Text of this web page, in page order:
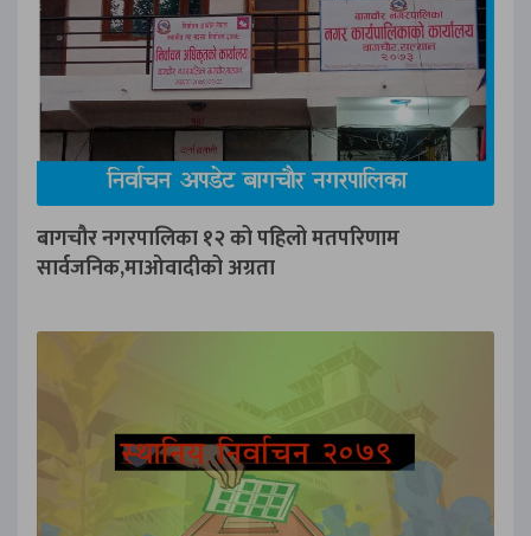
बागचौर नगरपालिका १२ को पहिलो मतपरिणाम
सार्वजनिक,माओवादीको अग्रता